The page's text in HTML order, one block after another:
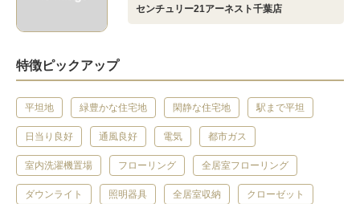
センチュリー21アーネスト千葉店
特徴ピックアップ
平坦地 緑豊かな住宅地 閑静な住宅地 駅まで平坦
日当り良好 通風良好 電気 都市ガス
室内洗濯機置場 フローリング 全居室フローリング
ダウンライト 照明器具 全居室収納 クローゼット